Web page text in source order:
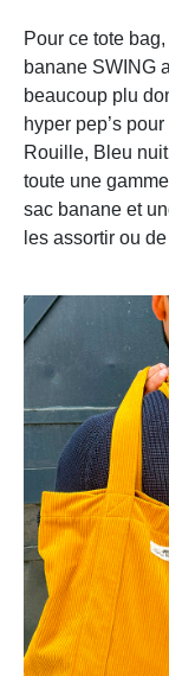
Pour ce tote
banane SWING
beaucoup plu
hyper pep’s
Rouille, Bleu
toute une
sac banane et
les assortir ou